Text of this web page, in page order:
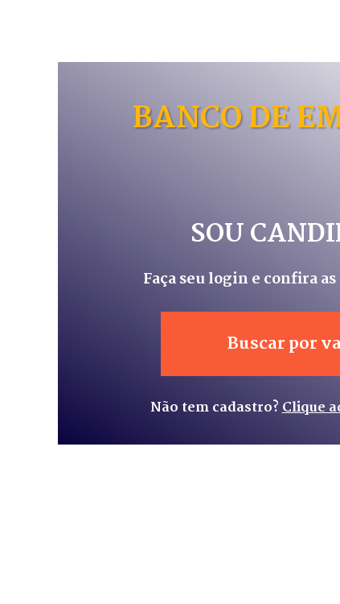
BANCO DE
SOU
Faça seu login e confira
Buscar por
Não tem cadastro?Clique